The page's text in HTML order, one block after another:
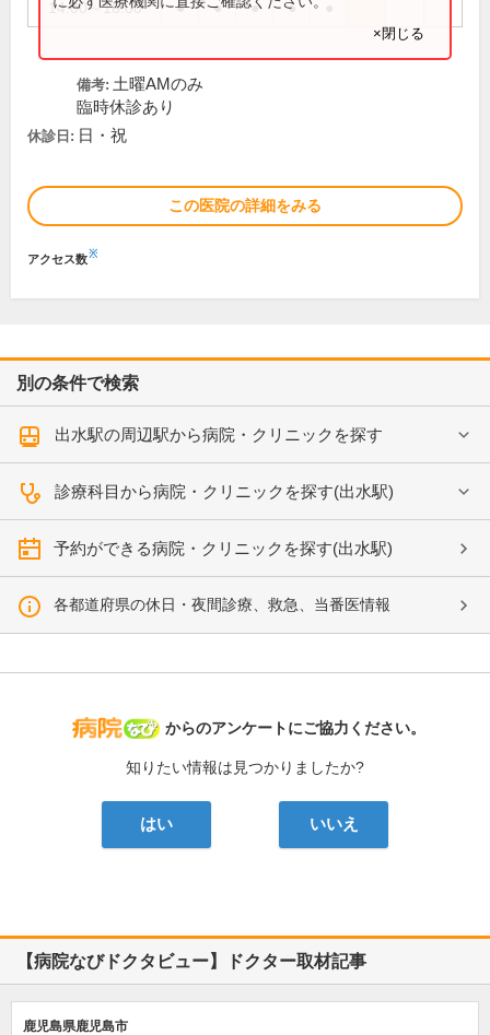
14:00～18:00 ● ● ● ●
×閉じる
備考: 土曜AMのみ
臨時休診あり
休診日: 日・祝
この医院の詳細をみる
アクセス数※
別の条件で検索
出水駅の周辺駅から病院・クリニックを探す
診療科目から病院・クリニックを探す(出水駅)
予約ができる病院・クリニックを探す(出水駅)
各都道府県の休日・夜間診療、救急、当番医情報
病院なび
からのアンケートにご協力ください。
知りたい情報は見つかりましたか?
はい いいえ
【病院なびドクタビュー】ドクター取材記事
鹿児島県鹿児島市